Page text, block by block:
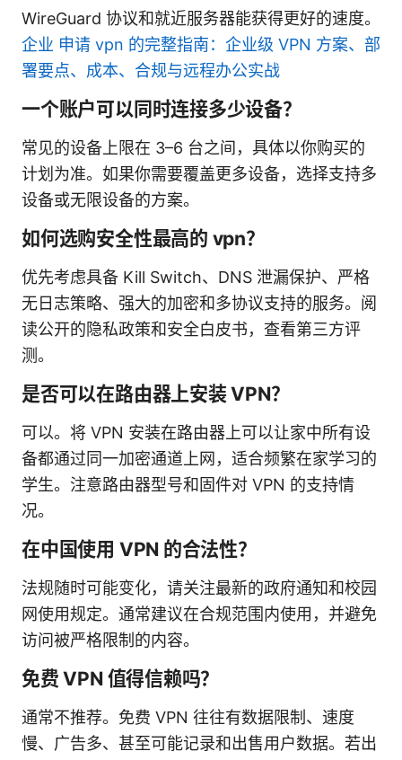
WireGuard 协议和就近服务器能获得更好的速度。
企业 申请 vpn 的完整指南：企业级 VPN 方案、部
署要点、成本、合规与远程办公实战
一个账户可以同时连接多少设备？
常见的设备上限在 3–6 台之间，具体以你购买的
计划为准。如果你需要覆盖更多设备，选择支持多
设备或无限设备的方案。
如何选购安全性最高的 vpn？
优先考虑具备 Kill Switch、DNS 泄漏保护、严格
无日志策略、强大的加密和多协议支持的服务。阅
读公开的隐私政策和安全白皮书，查看第三方评
测。
是否可以在路由器上安装 VPN？
可以。将 VPN 安装在路由器上可以让家中所有设
备都通过同一加密通道上网，适合频繁在家学习的
学生。注意路由器型号和固件对 VPN 的支持情
况。
在中国使用 VPN 的合法性？
法规随时可能变化，请关注最新的政府通知和校园
网使用规定。通常建议在合规范围内使用，并避免
访问被严格限制的内容。
免费 VPN 值得信赖吗？
通常不推荐。免费 VPN 往往有数据限制、速度
慢、广告多、甚至可能记录和出售用户数据。若出